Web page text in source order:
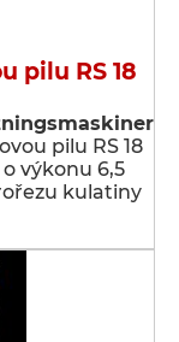
pilu RS 18
pilu RS 18
výkonu 6,5
kulatiny